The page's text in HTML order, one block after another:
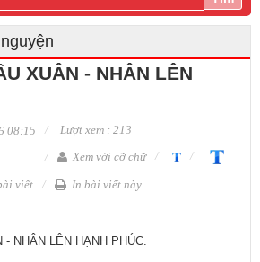
XUÂN - NHÂN LÊN
08:15
Lượt xem : 213
Xem với cỡ chữ
viết In bài viết này
NHÂN LÊN HẠNH PHÚC.